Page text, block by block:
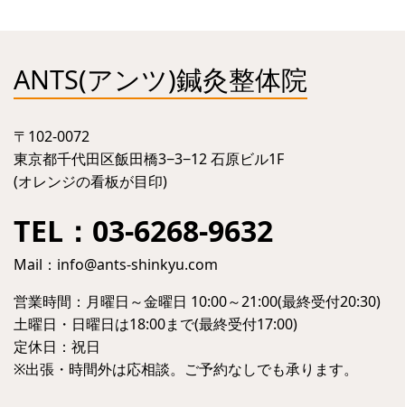
ANTS(アンツ)鍼灸整体院
〒102-0072
東京都千代田区飯田橋3−3−12 石原ビル1F
(オレンジの看板が目印)
TEL：03-6268-9632
Mail： info@ants-shinkyu.com
営業時間：月曜日～金曜日 10:00～21:00(最終受付20:30)
土曜日・日曜日は18:00まで(最終受付17:00)
定休日：祝日
※出張・時間外は応相談。ご予約なしでも承ります。